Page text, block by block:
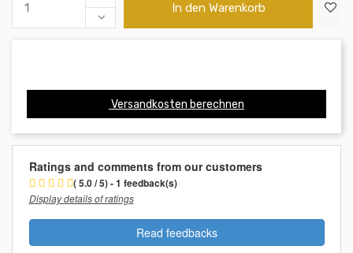
In den Warenkorb
Versandkosten berechnen
Ratings and comments from our customers
( 5.0 / 5) - 1 feedback(s)
Display details of ratings
Read feedbacks